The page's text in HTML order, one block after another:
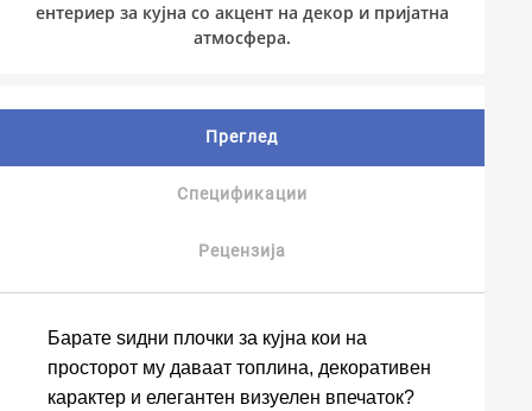
ентериер за кујна со акцент на декор и пријатна
атмосфера.
Преглед
Спецификации
Рецензија
Барате ѕидни плочки за кујна кои на
просторот му даваат топлина, декоративен
карактер и елегантен визуелен впечаток?